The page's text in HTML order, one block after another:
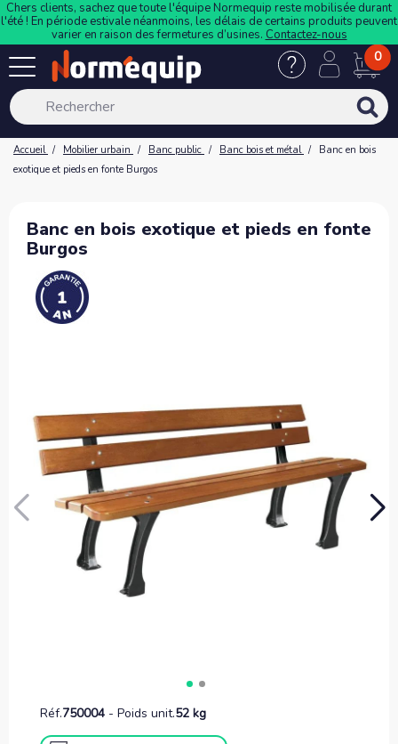
Chers clients, sachez que toute l'équipe Normequip reste mobilisée durant
l'été ! En période estivale néanmoins, les délais de certains produits peuvent
varier en raison des fermetures d’usines. Contactez-nous
0
Accueil Mobilier urbain Banc public Banc bois et métal
Banc en bois
exotique et pieds en fonte Burgos
Banc en bois exotique et pieds en fonte
Burgos
Réf.750004 - Poids unit.52 kg